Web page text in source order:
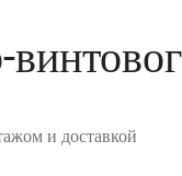
и доставкой